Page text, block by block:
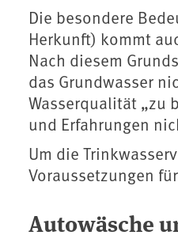
Die besondere
Herkunft) kommt
Nach diesem
das Grundwasser
Wasserqualität „zu
und Erfahrungen
Um die
Voraussetzungen
Autowäsche